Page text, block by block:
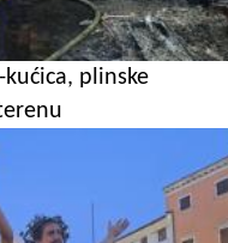
plinske